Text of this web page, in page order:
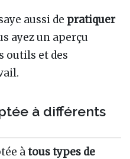
aussi de pratiquer
ayez un aperçu
outils et des
à différents
àtous types de